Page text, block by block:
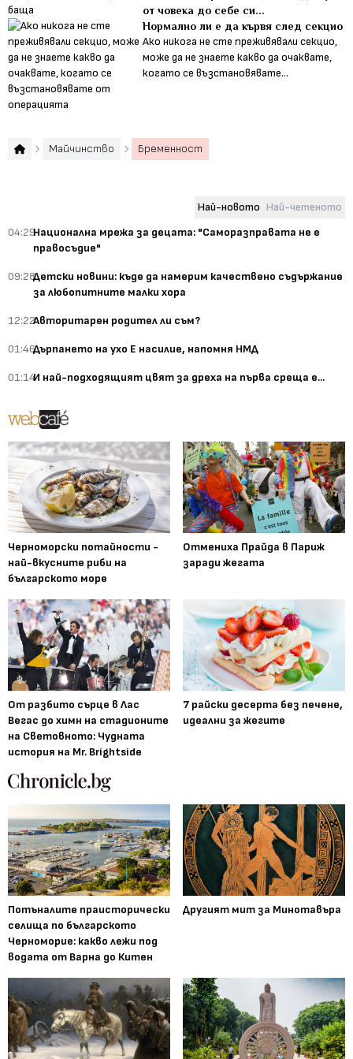
от човека до себе си...
Нормално ли е да кървя след секцио
Ако никога не сте преживявали секцио,
може да не знаете какво да очаквате,
когато се възстановявате...
Майчинство Бременност
Най-новото Най-четеното
04:29Национална мрежа за децата: "Саморазправата не е
правосъдие"
09:28Детски новини: къде да намерим качествено съдържание
за любопитните малки хора
12:22Авторитарен родител ли съм?
01:46Дърпането на ухо Е насилие, напомня НМД
01:14И най-подходящият цвят за дреха на първа среща е...
Черноморски потайности -
най-вкусните риби на
българското море
Отмениха Прайда в Париж
заради жегата
От разбито сърце в Лас
Вегас до химн на стадионите
на Световното: Чудната
история на Mr. Brightside
7 райски десерта без печене,
идеални за жегите
Потъналите праисторически
селища по българското
Черноморие: какво лежи под
водата от Варна до Китен
Другият мит за Минотавъра